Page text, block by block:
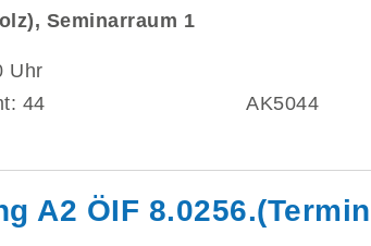
Seminarraum 1
Uhr
44
AK5044
A2 ÖIF